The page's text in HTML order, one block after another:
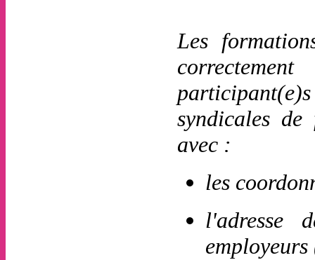
Les
syndicales
avec :
les
l'adresse